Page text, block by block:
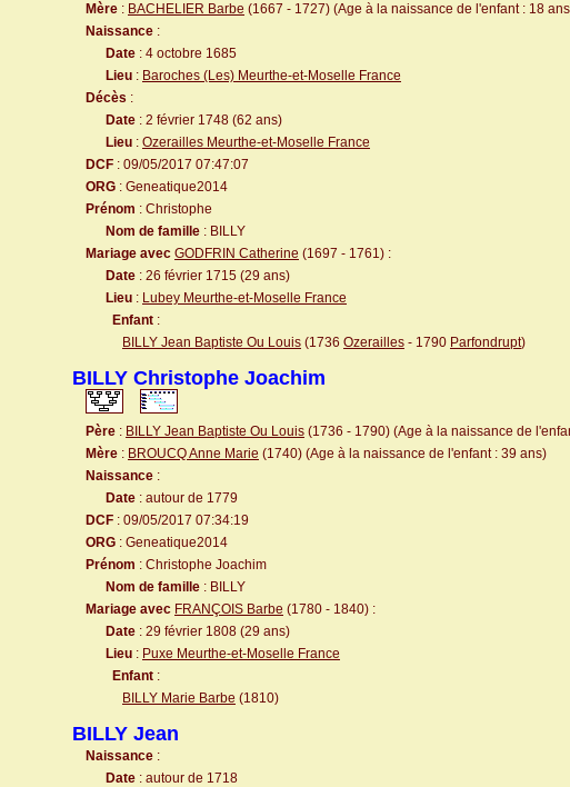
Mère : BACHELIER Barbe (1667 - 1727) (Age à la naissance de l'enfant : 18
Naissance :
Date : 4 octobre 1685
Lieu : Baroches (Les) Meurthe-et-Moselle France
Décès :
Date : 2 février 1748 (62 ans)
Lieu : Ozerailles Meurthe-et-Moselle France
DCF : 09/05/2017 07:47:07
ORG : Geneatique2014
Prénom : Christophe
Nom de famille : BILLY
Mariage avec GODFRIN Catherine (1697 - 1761) :
Date : 26 février 1715 (29 ans)
Lieu : Lubey Meurthe-et-Moselle France
Enfant :
BILLY Jean Baptiste Ou Louis (1736 Ozerailles - 1790 Parfondrupt)
BILLY Christophe Joachim
Père : BILLY Jean Baptiste Ou Louis (1736 - 1790) (Age à la naissance de
Mère : BROUCQ Anne Marie (1740) (Age à la naissance de l'enfant : 39 ans)
Naissance :
Date : autour de 1779
DCF : 09/05/2017 07:34:19
ORG : Geneatique2014
Prénom : Christophe Joachim
Nom de famille : BILLY
Mariage avec FRANÇOIS Barbe (1780 - 1840) :
Date : 29 février 1808 (29 ans)
Lieu : Puxe Meurthe-et-Moselle France
Enfant :
BILLY Marie Barbe (1810)
BILLY Jean
Naissance :
Date : autour de 1718